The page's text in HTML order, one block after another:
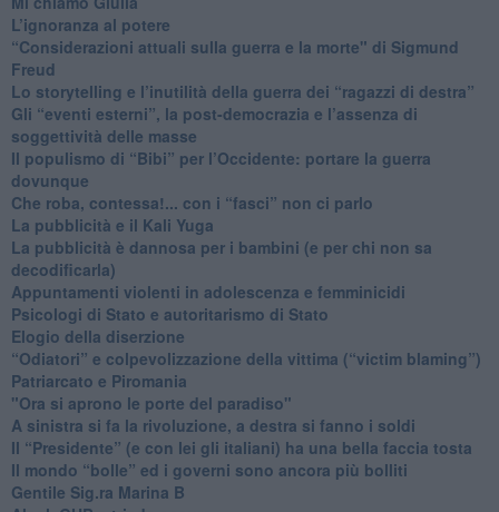
L’ignoranza al potere
​“Considerazioni attuali sulla guerra e la morte" di Sigmund
Freud
​Lo storytelling e l’inutilità della guerra dei “ragazzi di destra”
​Gli “eventi esterni”, la post-democrazia e l’assenza di
soggettività delle masse
​Il populismo di “Bibi” per l’Occidente: portare la guerra
dovunque
​Che roba, contessa!... con i “fasci” non ci parlo
La pubblicità e il Kali Yuga
​La pubblicità è dannosa per i bambini (e per chi non sa
decodificarla)
​Appuntamenti violenti in adolescenza e femminicidi
​Psicologi di Stato e autoritarismo di Stato
Elogio della diserzione
“Odiatori” e colpevolizzazione della vittima (“victim blaming”)
​Patriarcato e Piromania
"Ora si aprono le porte del paradiso"
​A sinistra si fa la rivoluzione, a destra si fanno i soldi
​Il “Presidente” (e con lei gli italiani) ha una bella faccia tosta
​Il mondo “bolle” ed i governi sono ancora più bolliti
​Gentile Sig.ra Marina B